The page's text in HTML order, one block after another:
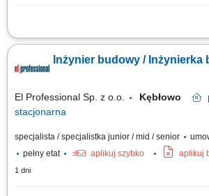
Zadania: Operacyjny nadzór nad robotami
własnych oraz brygad podwykonawczych na
obmiarów, zestawień materiałowych, cenowych
Inżynier budowy / Inżynierka
El Professional Sp. z o.o. Kębłowo
stacjonarna
specjalista / specjalistka junior / mid / senior
pełny etat
aplikuj szybko aplikuj
1 dni